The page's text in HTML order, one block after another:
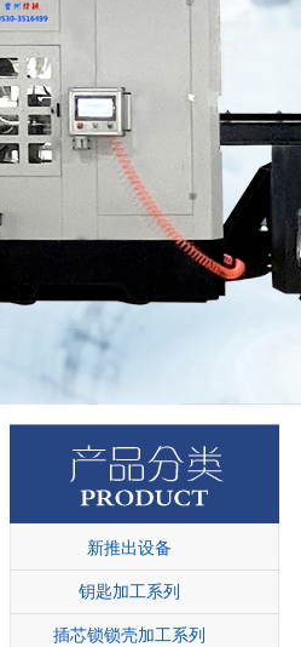
新推出设备
钥匙加工系列
插芯锁锁壳加工系列